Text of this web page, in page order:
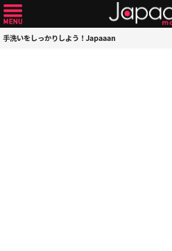
手洗いをしっかりしよう！Japaaan